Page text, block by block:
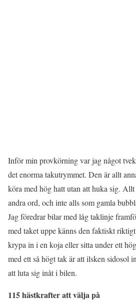
Inför min provkörning var jag något
det enorma takutrymmet. Den är allt
köra med hög hatt utan att huka sig.
andra ord, och inte alls som gamla
Jag föredrar bilar med låg taklinje
med taket uppe känns den faktiskt
krypa in i en koja eller sitta under ett
med ett så högt tak är att ilsken sidosol
att luta sig inåt i bilen.
115 hästkrafter att välja på